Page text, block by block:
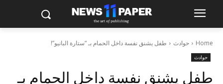
Home حوادث طفل يشنق نفسة داخل الحمام بـ “ستارة البانيو”!
حوادث
طفل يشنق نفسة داخل الحمام بـ